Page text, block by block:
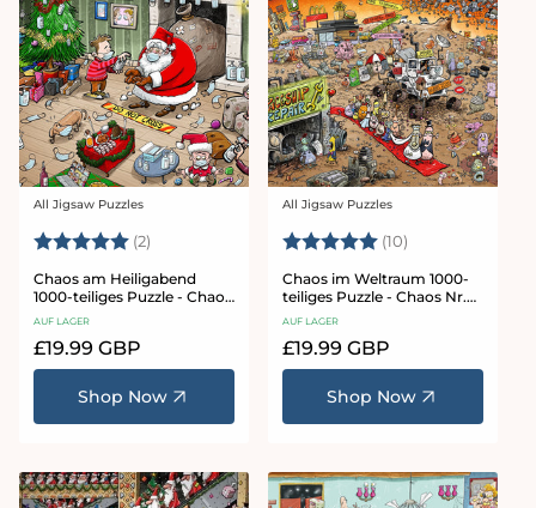
Anbieter:
All Jigsaw Puzzles
Bewertung:(2) 5.0 von 5 Sternen
Chaos am Heiligabend
1000-teiliges Puzzle - Chaos
Nr. 23
AUF LAGER
Normaler
Preis
£19.99 GBP
Shop Now
Anbieter:
All Jigsaw Puzzles
Bewertung:(10)
Chaos im Weltraum 1000-
teiliges Puzzle - Chaos Nr.
20
AUF LAGER
Normaler
Preis
£19.99 GBP
Shop Now